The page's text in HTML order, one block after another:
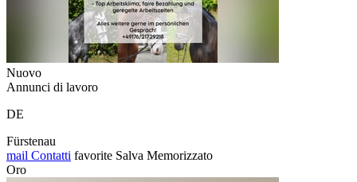
Nuovo
Annunci di lavoro
DE
Fürstenau
mail Contatti favorite Salva Memorizzato
Oro